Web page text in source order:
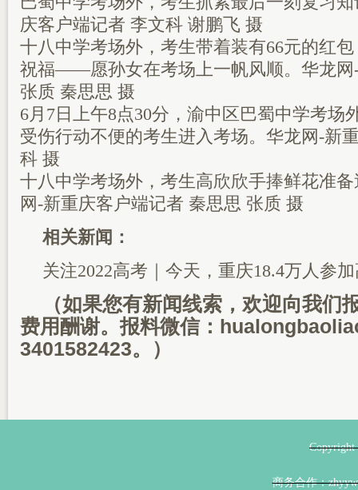
庆客户端记者 李文科 谢鹏飞 摄
十八中学考场外，考生带着装有66元的红
祝福——愿孙女在考场上一帆风顺。华龙网
张质 秦思思 摄
6月7日上午8点30分，渝中区巴蜀中学考场
受伤行动不便的考生进入考场。华龙网-新
科 摄
十八中学考场外，考生高欣欣手捧鲜花准
网-新重庆客户端记者 秦思思 张质 摄
相关新闻：
关注2022高考｜今天，重庆18.4万人参
（如果您有新闻线索，欢迎向我们
费用酬谢。报料微信：
3401582423。）
商务合作：